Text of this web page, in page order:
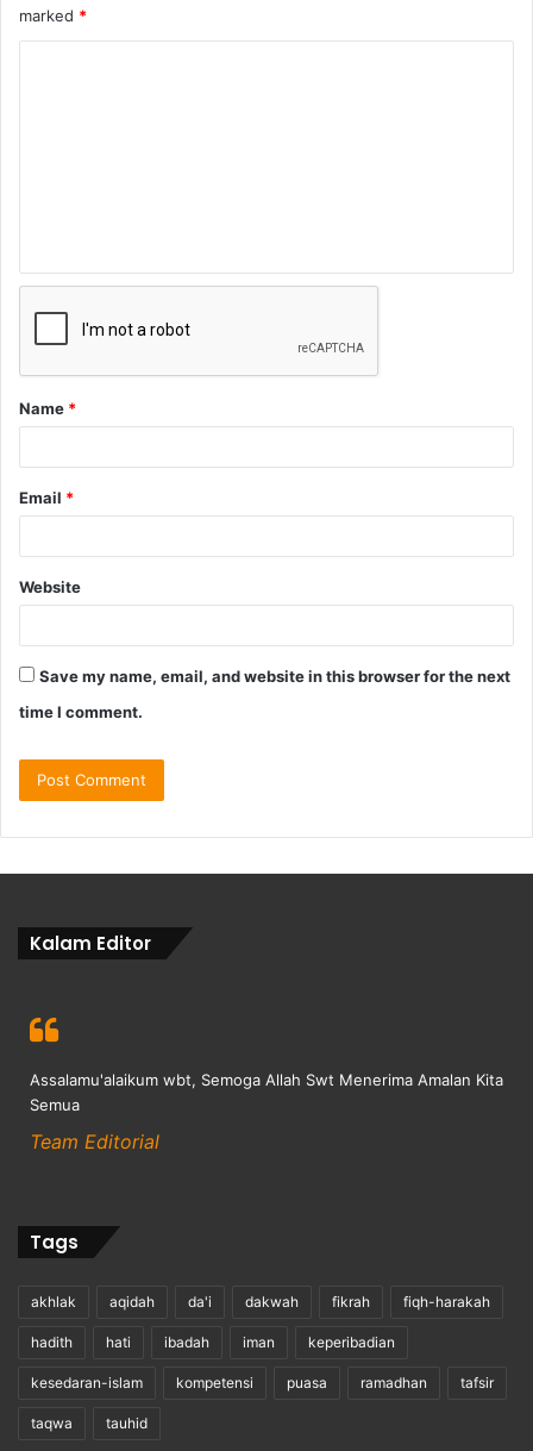
marked *
Name *
Email *
Website
Save my name, email, and website in this browser for the next
time I comment.
Kalam Editor
Assalamu'alaikum wbt, Semoga Allah Swt Menerima Amalan Kita
Semua
Team Editorial
Tags
akhlak aqidah da'i dakwah fikrah fiqh-harakah
hadith hati ibadah iman keperibadian
kesedaran-islam kompetensi puasa ramadhan tafsir
taqwa tauhid